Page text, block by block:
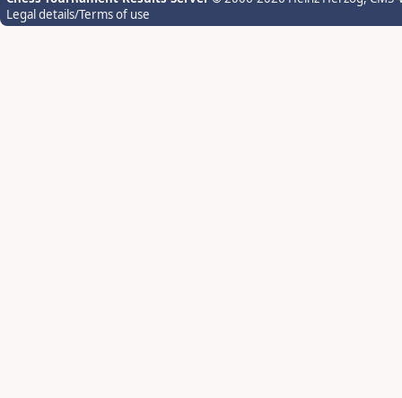
Legal details/Terms of use